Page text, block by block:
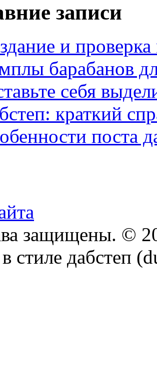
записи
и
барабанов
себя
краткий
поста
защищены. ©
стиле дабстеп